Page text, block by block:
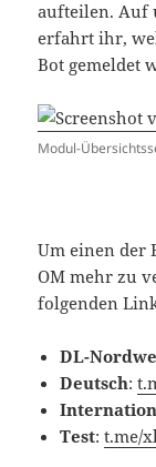
aufteilen. Auf
erfahrt ihr,
Bot gemeldet
Modul-
Um einen der
OM mehr zu
folgenden
DL-
Deutsch:
Test:t.me/